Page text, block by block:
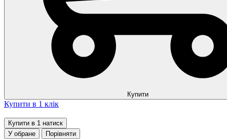
Купити
Купити в 1 клік
Купити в 1 натиск
У обране
Порівняти